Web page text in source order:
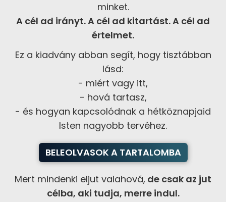
minket.
A cél ad irányt. A cél ad kitartást. A cél ad
értelmet.
Ez a kiadvány abban segít, hogy tisztábban
lásd:
- miért vagy itt,
- hová tartasz,
- és hogyan kapcsolódnak a hétköznapjaid
Isten nagyobb tervéhez.
BELEOLVASOK A TARTALOMBA
Mert mindenki eljut valahová, de csak az jut
célba, aki tudja, merre indul.